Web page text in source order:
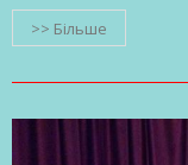
>> Більше